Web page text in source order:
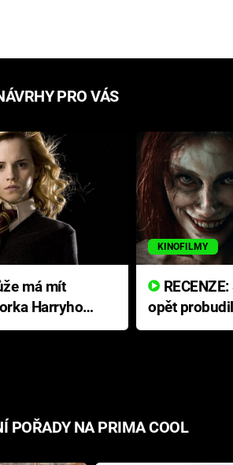
PRO VÁS
má mít
Harryho
ráznou
KINOFILMY
opět
přichází s
POŘADY NA PRIMA COOL